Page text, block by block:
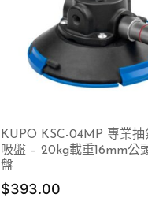
KUPO KSC-04MP 專業抽
吸盤 – 20kg載重16mm公
盤
$393.00